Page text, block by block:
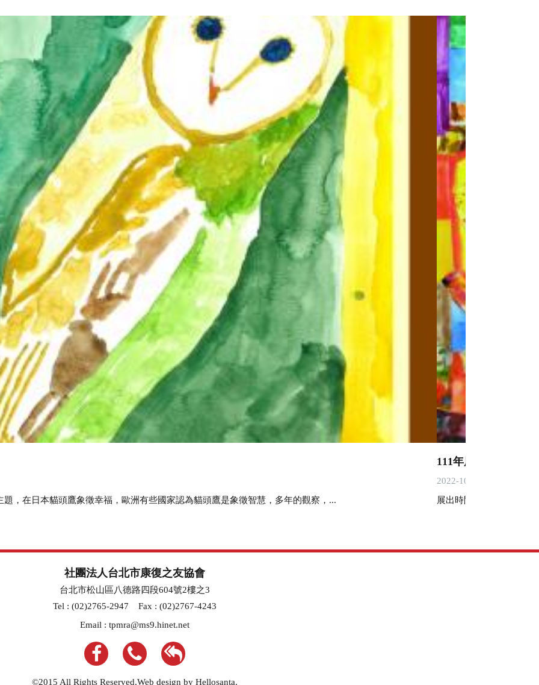
，在日本貓頭鷹象徵幸福，歐洲有些國家認為貓頭鷹是象徵智慧，多年的觀察，...
111年度畫展-破繭
2022-10-31
展出時間：111年7月2日
社團法人台北市康復之友協會
台北市松山區八德路四段604號2樓之3
Tel : (02)2765-2947
Fax : (02)2767-4243
Email : tpmra@ms9.hinet.net
©2015 All Rights Reserved.Web design by Hellosanta.